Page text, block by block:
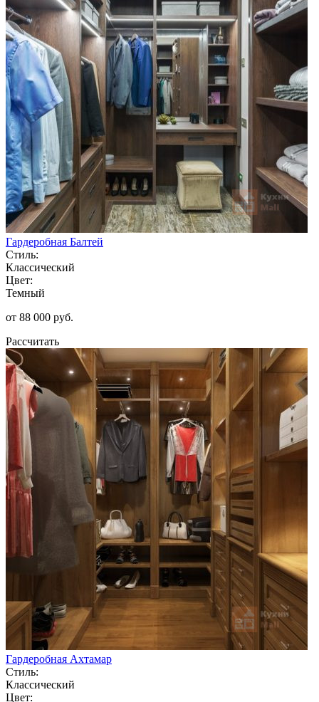
Гардеробная Балтей
Стиль:
Классический
Цвет:
Темный
от 88 000 руб.
Рассчитать
Гардеробная Ахтамар
Стиль:
Классический
Цвет: